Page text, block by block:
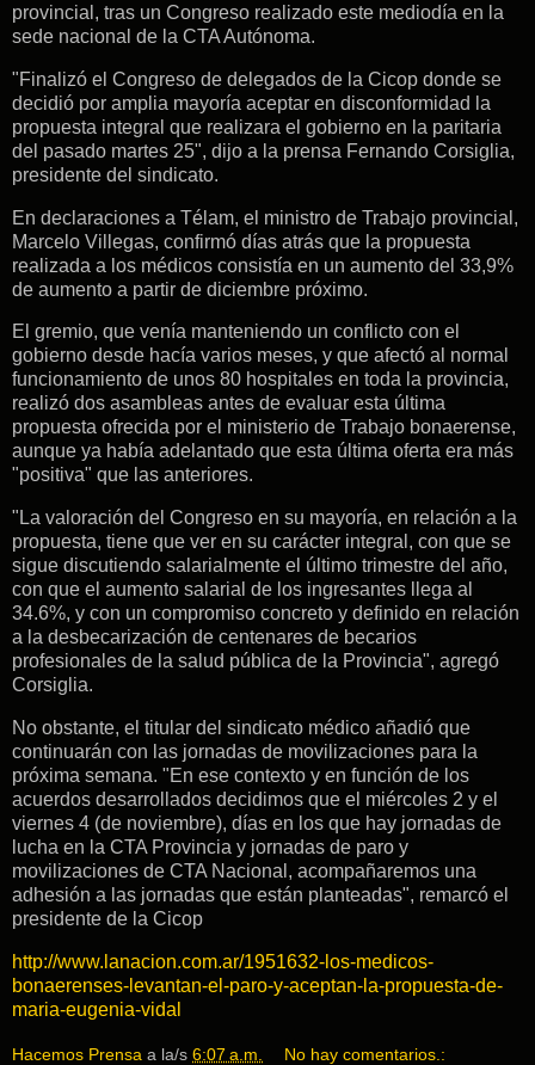
provincial, tras un Congreso realizado este mediodía en la
sede nacional de la CTA Autónoma.
"Finalizó el Congreso de delegados de la Cicop donde se
decidió por amplia mayoría aceptar en disconformidad la
propuesta integral que realizara el gobierno en la paritaria
del pasado martes 25", dijo a la prensa Fernando Corsiglia,
presidente del sindicato.
En declaraciones a Télam, el ministro de Trabajo provincial,
Marcelo Villegas, confirmó días atrás que la propuesta
realizada a los médicos consistía en un aumento del 33,9%
de aumento a partir de diciembre próximo.
El gremio, que venía manteniendo un conflicto con el
gobierno desde hacía varios meses, y que afectó al normal
funcionamiento de unos 80 hospitales en toda la provincia,
realizó dos asambleas antes de evaluar esta última
propuesta ofrecida por el ministerio de Trabajo bonaerense,
aunque ya había adelantado que esta última oferta era más
"positiva" que las anteriores.
"La valoración del Congreso en su mayoría, en relación a la
propuesta, tiene que ver en su carácter integral, con que se
sigue discutiendo salarialmente el último trimestre del año,
con que el aumento salarial de los ingresantes llega al
34.6%, y con un compromiso concreto y definido en relación
a la desbecarización de centenares de becarios
profesionales de la salud pública de la Provincia", agregó
Corsiglia.
No obstante, el titular del sindicato médico añadió que
continuarán con las jornadas de movilizaciones para la
próxima semana. "En ese contexto y en función de los
acuerdos desarrollados decidimos que el miércoles 2 y el
viernes 4 (de noviembre), días en los que hay jornadas de
lucha en la CTA Provincia y jornadas de paro y
movilizaciones de CTA Nacional, acompañaremos una
adhesión a las jornadas que están planteadas", remarcó el
presidente de la Cicop
http://www.lanacion.com.ar/1951632-los-medicos-
bonaerenses-levantan-el-paro-y-aceptan-la-propuesta-de-
maria-eugenia-vidal
Hacemos Prensa a la/s 6:07 a.m. No hay comentarios.: